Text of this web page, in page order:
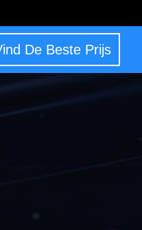
De Beste Prijs